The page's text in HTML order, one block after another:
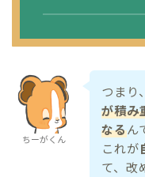
ちーがくん
つまり、
が積み
なるん
これが
て、改